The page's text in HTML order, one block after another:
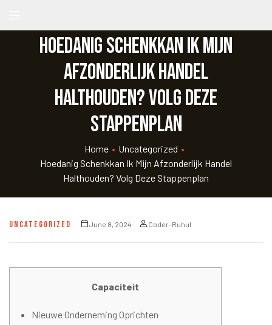
Hoedanig Schenkkan Ik Mijn
Afzonderlijk Handel
Halthouden? Volg Deze
Stappenplan
Home • Uncategorized •
Hoedanig Schenkkan Ik Mijn Afzonderlijk Handel
Halthouden? Volg Deze Stappenplan
UNCATEGORIZED June 8, 2024 Coder-Ruhul
Capaciteit
Nieuwe Onderneming Oprichten